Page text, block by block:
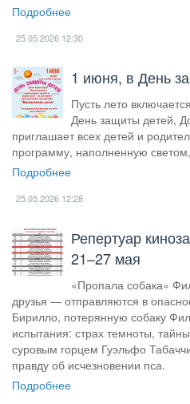
Подробнее
25.05.2026 12:30
1 июня, в День
Пусть лето
День защиты детей,
приглашает всех детей и
программу, наполненную
Подробнее
25.05.2026 12:28
​Репертуар
21–27 мая
«Пропала собака»
друзья — отправляются в
Бирилло, потерянную собаку
испытания: страх темноты,
суровым горцем Гуэльфо
правду об исчезновении пса.
Подробнее